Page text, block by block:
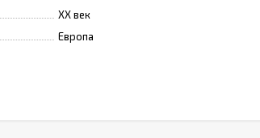
XX век
Европа